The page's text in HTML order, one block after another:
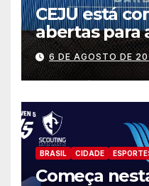
CEJU está
abertas para
gratuitas
6 DE AGOSTO DE
BRASIL CIDADE
Começa